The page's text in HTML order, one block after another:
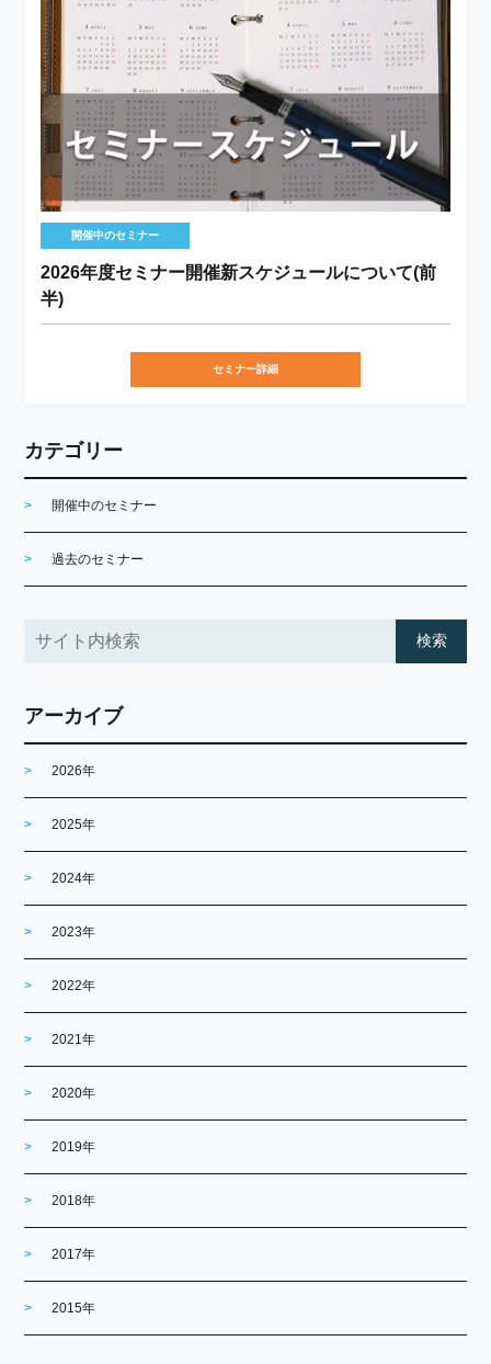
開催中のセミナー
2026年度セミナー開催新スケジュールについて(前
半)
セミナー詳細
カテゴリー
開催中のセミナー
過去のセミナー
アーカイブ
2026年
2025年
2024年
2023年
2022年
2021年
2020年
2019年
2018年
2017年
2015年